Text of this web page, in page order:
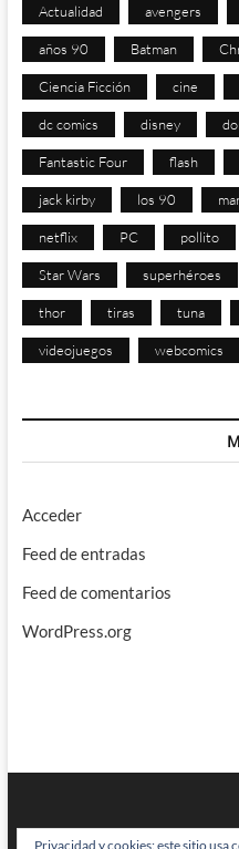
Actualidad avengers
años 90 Batman
Ciencia Ficción cine
dc comics disney
Fantastic Four flash
jack kirby los 90
netflix PC pollito
Star Wars superhéroes
thor tiras tuna
videojuegos webcomics
Acceder
Feed de entradas
Feed de comentarios
WordPress.org
Privacidad y cookies: este sitio usa